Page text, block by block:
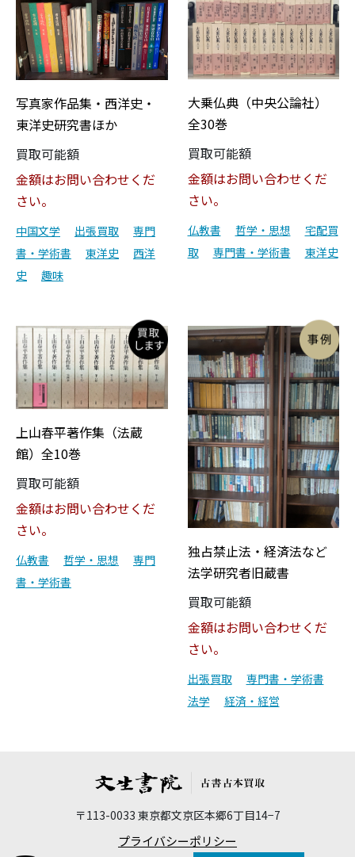
写真家作品集・西洋史・
東洋史研究書ほか
買取可能額
金額はお問い合わせくだ
さい。
中国文学 出張買取
専門
書・学術書
東洋史
西洋
史
趣味
大乗仏典（中央公論社）
全30巻
買取可能額
金額はお問い合わせくだ
さい。
仏教書 哲学・思想
宅配買
取
専門書・学術書 東洋史
上山春平著作集（法蔵
館）全10巻
買取可能額
金額はお問い合わせくだ
さい。
仏教書 哲学・思想
専門
書・学術書
独占禁止法・経済法など
法学研究者旧蔵書
買取可能額
金額はお問い合わせくだ
さい。
出張買取
専門書・学術書
法学
経済・経営
〒113-0033 東京都文京区本郷6丁目14−7
プライバシーポリシー